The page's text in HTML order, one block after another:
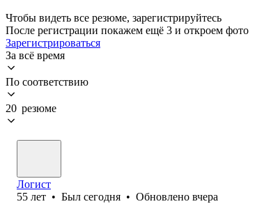
Чтобы видеть все резюме, зарегистрируйтесь
После регистрации покажем ещё 3 и откроем фото
Зарегистрироваться
За всё время
По соответствию
20 резюме
Логист
55 лет • Был сегодня • Обновлено вчера